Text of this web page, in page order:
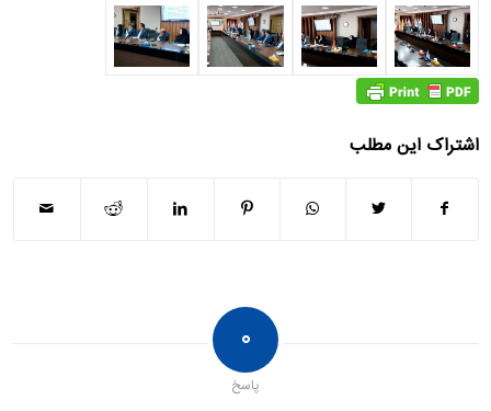
اشتراک این مطلب
۰
پاسخ